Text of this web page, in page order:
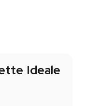
Ideale